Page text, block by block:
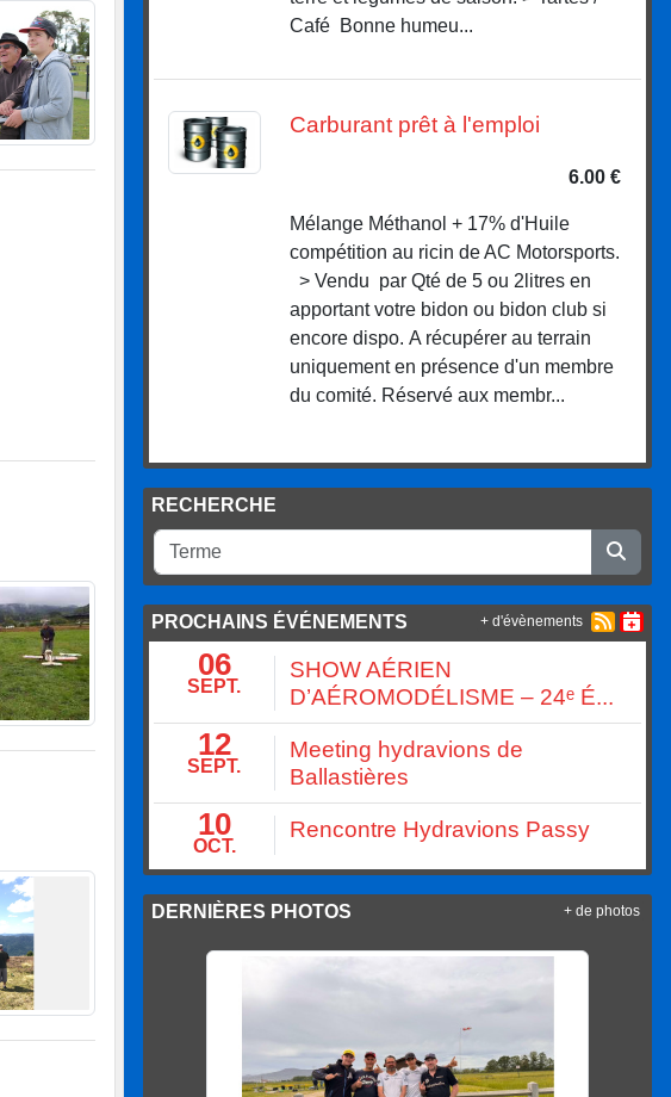
Café Bonne humeu...
Carburant prêt à l'emploi
6.00 €
Mélange Méthanol + 17% d'Huile
compétition au ricin de AC Motorsports.
> Vendu par Qté de 5 ou 2litres en
apportant votre bidon ou bidon club si
encore dispo. A récupérer au terrain
uniquement en présence d'un membre
du comité. Réservé aux membr...
RECHERCHE
PROCHAINS ÉVÉNEMENTS
06
SEPT.
SHOW AÉRIEN
D’AÉROMODÉLISME – 24ᵉ É...
12
SEPT.
Meeting hydravions de
Ballastières
10
OCT.
Rencontre Hydravions Passy
+ d'évènements
DERNIÈRES PHOTOS + de photos